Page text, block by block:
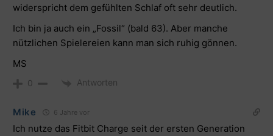
widerspricht dem gefühlten Schlaf oft sehr deutlich.
Ich bin ja auch ein „Fossil“ (bald 63). Aber manche
nützlichen Spielereien kann man sich ruhig gönnen.
MS
0 Antworten
Mike 6 Jahre vor
Ich nutze das Fitbit Charge seit der ersten Generation